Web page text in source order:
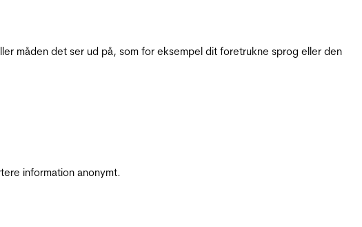
måden det ser ud på, som for eksempel dit foretrukne sprog eller den
information anonymt.